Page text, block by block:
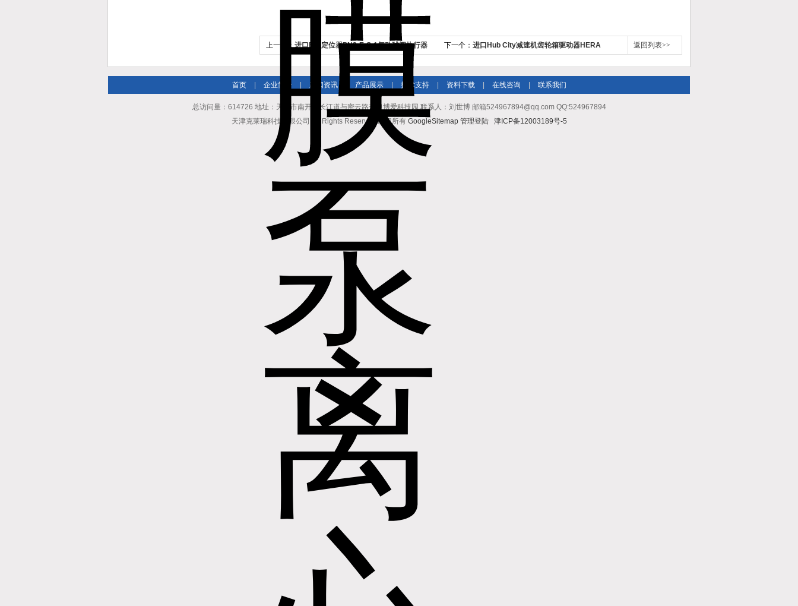
上一个：进口Bar定位器PN2-E-S-1气动球阀执行器 下一个： 进口Hub City减速机齿轮箱驱动器HERA 返回列表>>
首页 企业简介 新闻资讯 产品展示 技术支持 资料下载 在线咨询 联系我们
总访问量：614726 地址：天津市南开区长江道与密云路交口博爱科技园 联系人：刘世博 邮箱524967894@qq.com QQ:524967894
天津克莱瑞科技有限公司 All Rights Reserved 版权所有 GoogleSitemap 管理登陆 津ICP备12003189号-5